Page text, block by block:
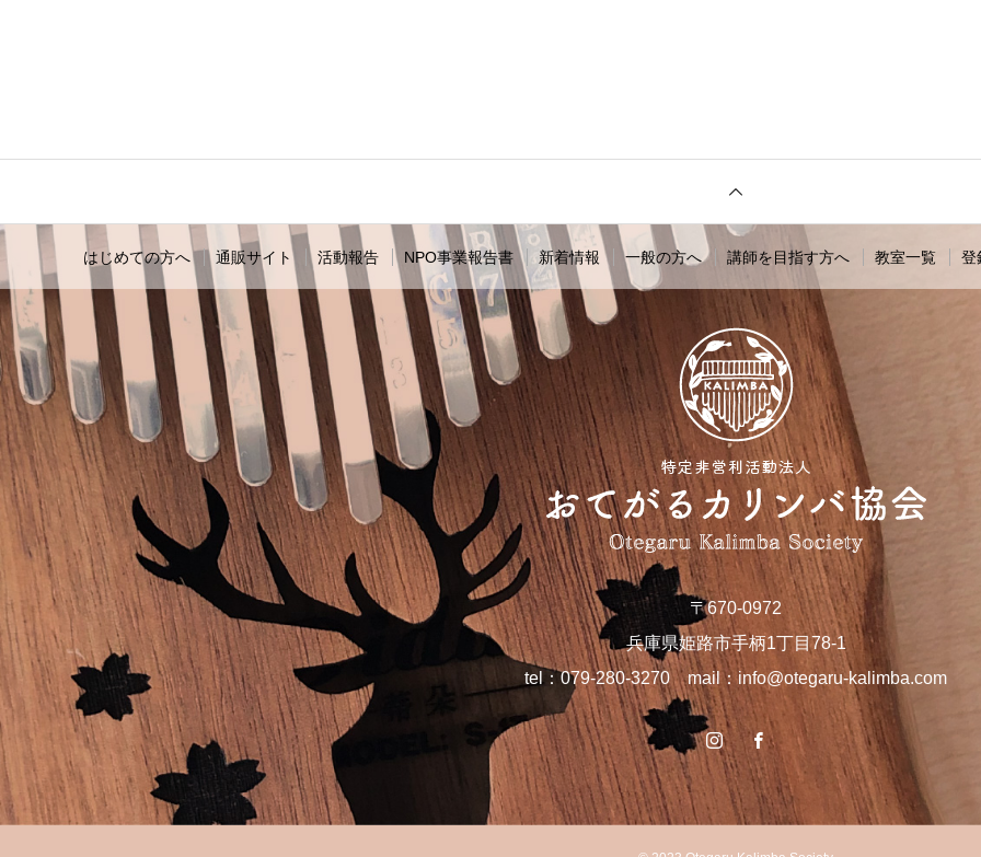
〒670-0972
兵庫県姫路市手柄1丁目78-1
tel：079-280-3270 mail：info@otegaru-kalimba.com
はじめての方へ 通販サイト 活動報告 NPO事業報告書 新着情報 一般の方へ 講師を目指す方へ 教室一覧 登